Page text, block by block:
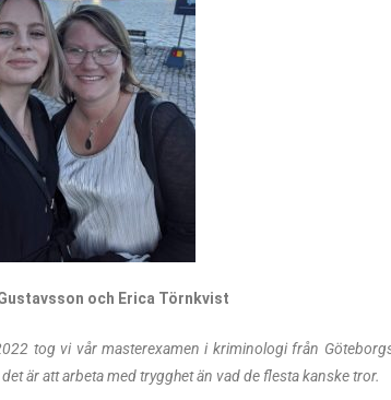
och Erica Törnkvist
tog vi vår masterexamen i kriminologi från
är att arbeta med trygghet än vad de flesta kanske tror.